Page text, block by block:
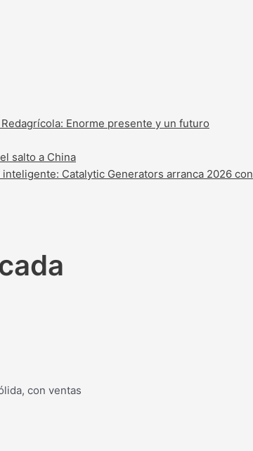
Enorme presente y un futuro
salto a China
Catalytic Generators arranca 2026 con
con ventas